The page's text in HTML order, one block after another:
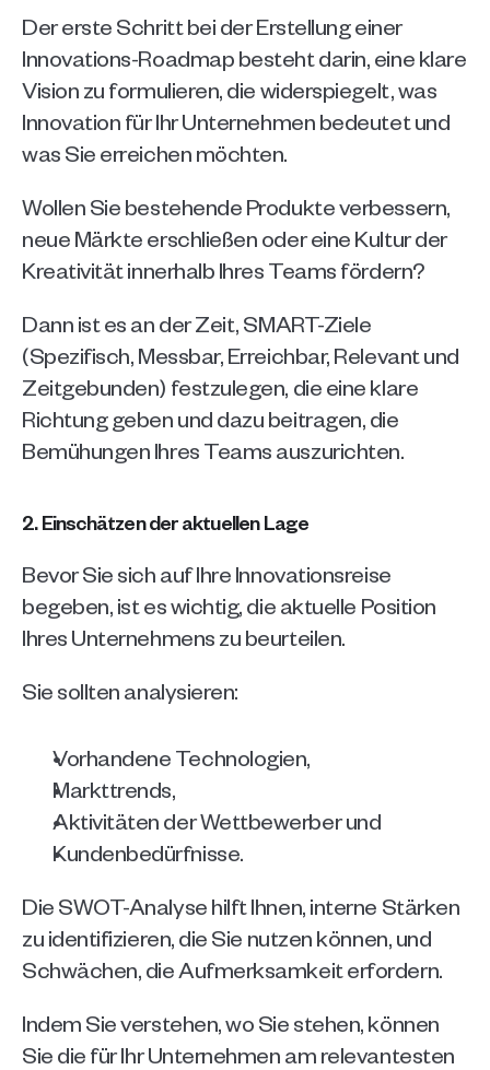
Der erste Schritt bei der Erstellung einer
Innovations-Roadmap besteht darin, eine klare
Vision zu formulieren, die widerspiegelt, was
Innovation für Ihr Unternehmen bedeutet und
was Sie erreichen möchten.
Wollen Sie bestehende Produkte verbessern,
neue Märkte erschließen oder eine Kultur der
Kreativität innerhalb Ihres Teams fördern?
Dann ist es an der Zeit, SMART-Ziele
(Spezifisch, Messbar, Erreichbar, Relevant und
Zeitgebunden) festzulegen, die eine klare
Richtung geben und dazu beitragen, die
Bemühungen Ihres Teams auszurichten.
2. Einschätzen der aktuellen Lage
Bevor Sie sich auf Ihre Innovationsreise
begeben, ist es wichtig, die aktuelle Position
Ihres Unternehmens zu beurteilen.
Sie sollten analysieren:
Vorhandene Technologien,
Markttrends,
Aktivitäten der Wettbewerber und
Kundenbedürfnisse.
Die SWOT-Analyse hilft Ihnen, interne Stärken
zu identifizieren, die Sie nutzen können, und
Schwächen, die Aufmerksamkeit erfordern.
Indem Sie verstehen, wo Sie stehen, können
Sie die für Ihr Unternehmen am relevantesten